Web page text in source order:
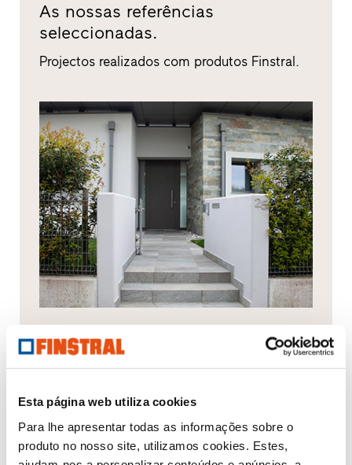
Esta página web utiliza cookies
Para lhe apresentar todas as informações sobre o
produto no nosso site, utilizamos cookies. Estes,
As nossas referências
seleccionadas.
Projectos realizados com produtos Finstral.
Moradia Unifamiliar perto de
Treviso